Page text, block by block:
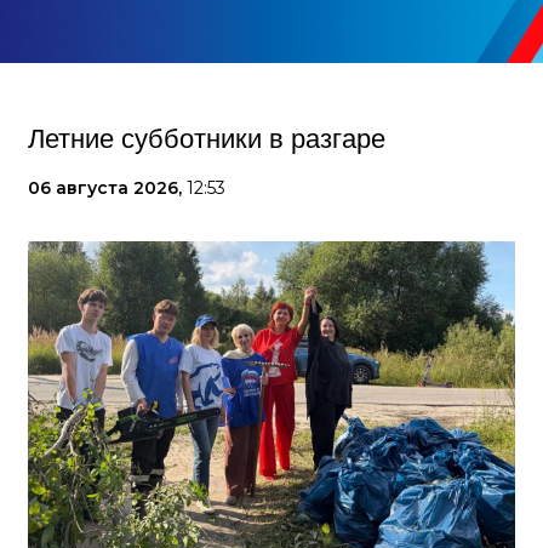
Летние субботники в разгаре
06 августа 2026, 12:53